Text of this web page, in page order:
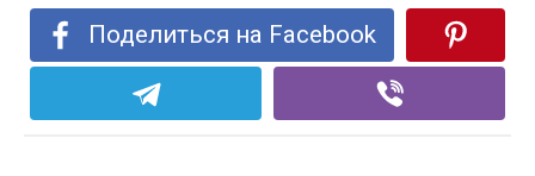
Поделиться на Facebook